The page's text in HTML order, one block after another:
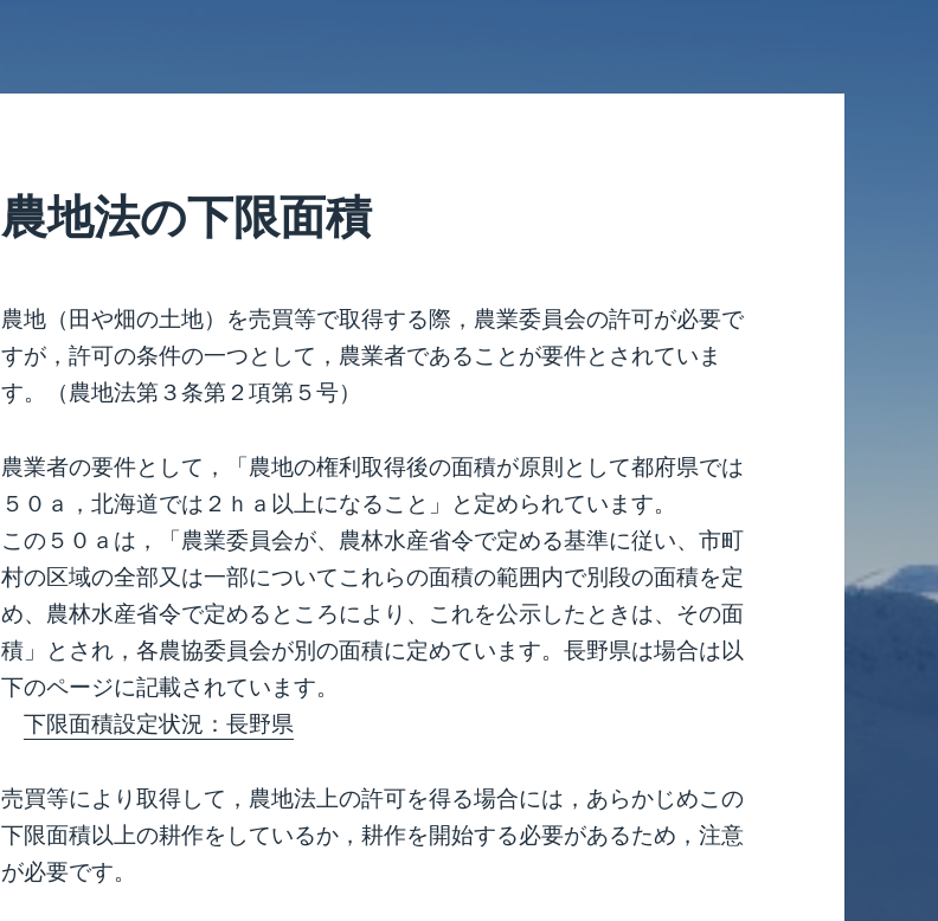
農地法の下限面積
農地（田や畑の土地）を売買等で取得する際，農業委員会の許可が必要で
すが，許可の条件の一つとして，農業者であることが要件とされていま
す。（農地法第３条第２項第５号）
農業者の要件として，「農地の権利取得後の面積が原則として都府県では
５０ａ，北海道では２ｈａ以上になること」と定められています。
この５０ａは，「農業委員会が、農林水産省令で定める基準に従い、市町
村の区域の全部又は一部についてこれらの面積の範囲内で別段の面積を定
め、農林水産省令で定めるところにより、これを公示したときは、その面
積」とされ，各農協委員会が別の面積に定めています。長野県は場合は以
下のページに記載されています。
下限面積設定状況：長野県
売買等により取得して，農地法上の許可を得る場合には，あらかじめこの
下限面積以上の耕作をしているか，耕作を開始する必要があるため，注意
が必要です。